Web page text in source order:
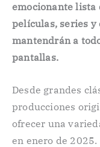
emocionante lista
películas, series y
mantendrán a
pantallas.
Desde grandes
producciones
ofrecer una
en enero de